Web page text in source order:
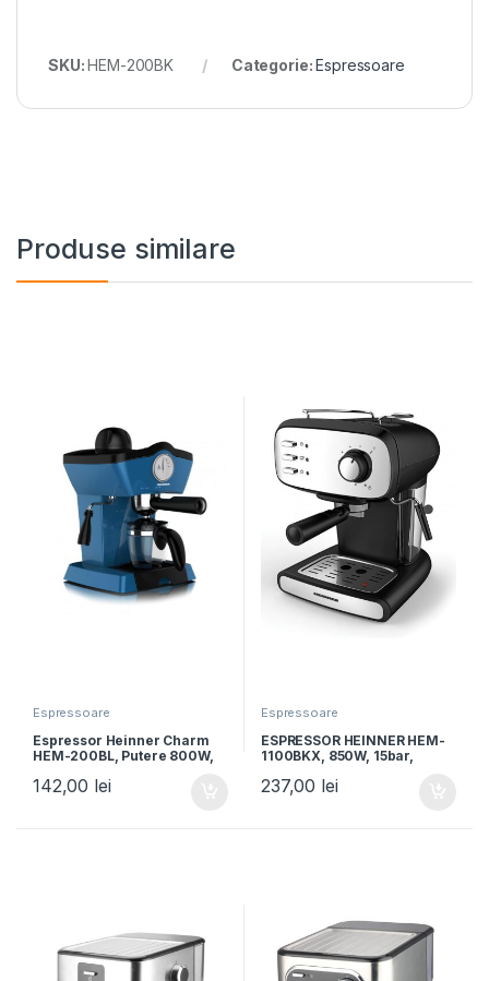
SKU:HEM-200BK Categorie:Espressoare
Produse similare
Espressoare
Espressor Heinner Charm
HEM-200BL, Putere 800W,
142,00 lei
Espressoare
ESPRESSOR HEINNER HEM-
1100BKX, 850W, 15bar,
Negru/Inox
237,00 lei